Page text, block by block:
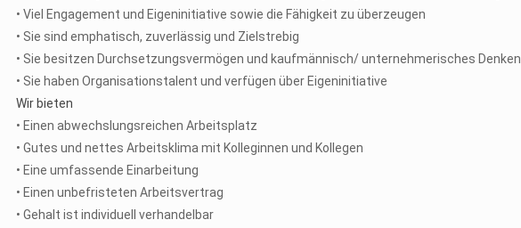
• Viel Engagement und Eigeninitiative sowie die Fähigkeit zu überzeugen
• Sie sind emphatisch, zuverlässig und Zielstrebig
• Sie besitzen Durchsetzungsvermögen und kaufmännisch/ unternehmerisches Denken
• Sie haben Organisationstalent und verfügen über Eigeninitiative
Wir bieten
• Einen abwechslungsreichen Arbeitsplatz
• Gutes und nettes Arbeitsklima mit Kolleginnen und Kollegen
• Eine umfassende Einarbeitung
• Einen unbefristeten Arbeitsvertrag
• Gehalt ist individuell verhandelbar